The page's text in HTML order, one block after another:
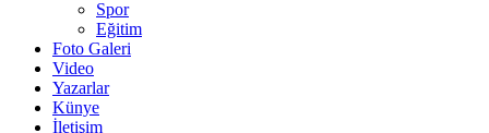
Spor
Eğitim
Foto Galeri
Video
Yazarlar
Künye
İletişim